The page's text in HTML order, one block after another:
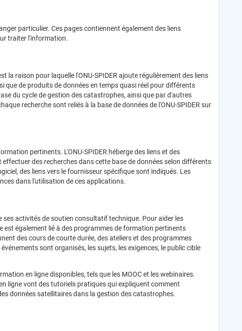
particulier. Ces pages contiennent également des liens
traiter l'information.
raison pour laquelle l'ONU-SPIDER ajoute régulièrement des liens
que de produits de données en temps quasi réel pour différents
du cycle de gestion des catastrophes, ainsi que par d'autres
recherche sont reliés à la base de données de l'ONU-SPIDER sur
pertinents. L'ONU-SPIDER héberge des liens et des
des recherches dans cette base de données selon différents
des liens vers le fournisseur spécifique sont indiqués. Les
dans l'utilisation de ces applications.
activités de soutien consultatif technique. Pour aider les
est également lié à des programmes de formation pertinents
des cours de courte durée, des ateliers et des programmes
sont organisés, les sujets, les exigences, le public cible
en ligne disponibles, tels que les MOOC et les webinaires.
ligne vont des tutoriels pratiques qui expliquent comment
données satellitaires dans la gestion des catastrophes.